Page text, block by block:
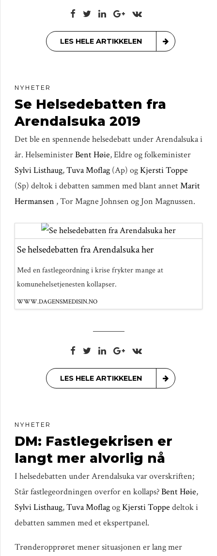
LES HELE ARTIKKELEN
NYHETER
Se Helsedebatten fra
Arendalsuka 2019
Det ble en spennende helsedebatt under Arendalsuka i
år. HelseministerBent Høie, Eldre og folkeminister
Sylvi Listhaug,Tuva Moflag (Ap) ogKjersti Toppe
(Sp) deltok i debatten sammen med blant annetMarit
Hermansen , Tor Magne Johnsen og Jon Magnussen.
Se helsedebatten fra Arendalsuka her
Med en fastlegeordning i krise frykter mange at
komunehelsetjenesten kollapser.
WWW.DAGENSMEDISIN.NO
LES HELE ARTIKKELEN
NYHETER
DM: Fastlegekrisen er
langt mer alvorlig nå
I helsedebatten under Arendalsuka var overskriften;
Står fastlegeordningen overfor en kollaps?Bent Høie,
Sylvi Listhaug,Tuva MoflagogKjersti Toppe deltok i
debatten sammen med et ekspertpanel.
Trønderopprøret mener situasjonen er lang mer